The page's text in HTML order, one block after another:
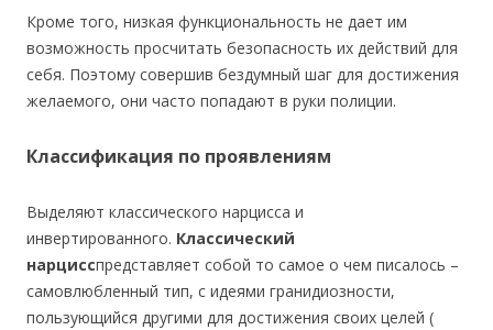
Кроме того, низкая функциональность не дает им
возможность просчитать безопасность их действий для
себя. Поэтому совершив бездумный шаг для достижения
желаемого, они часто попадают в руки полиции.
Классификация по проявлениям
Выделяют классического нарцисса и
инвертированного. Классический
нарцисспредставляет собой то самое о чем писалось –
самовлюбленный тип, с идеями гранидиозности,
пользующийся другими для достижения своих целей (